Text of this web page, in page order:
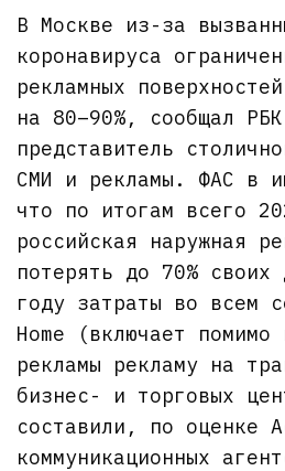
В Москве из-за
коронавируса
рекламных
на 80–90%, сообщал
представитель
СМИ и рекламы. ФАС в
что по итогам всего
российская наружная
потерять до 70%
году затраты во всем
Home (включает помимо
рекламы рекламу на
бизнес- и торговых
составили, по оценке
коммуникационных